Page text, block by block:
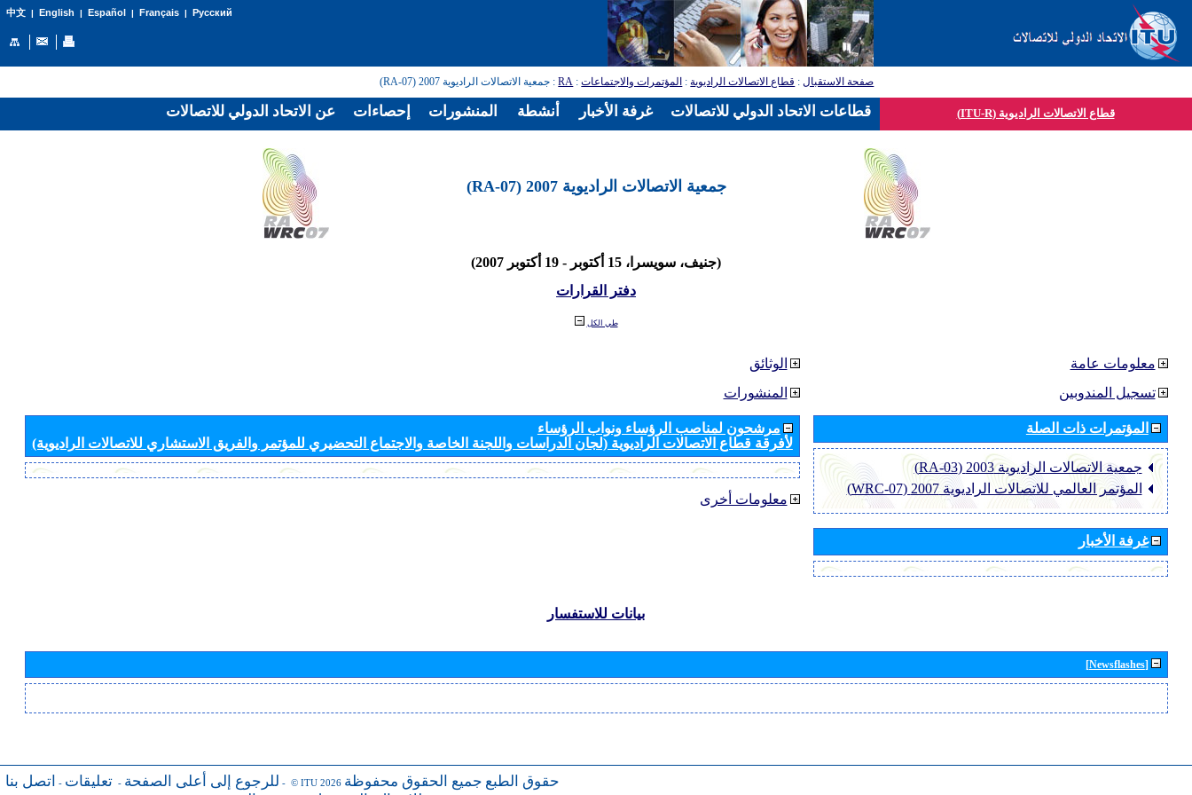
中文| English | Español | Français| Русский
صفحة الاستقبال: قطاع الاتصالات الراديوية: المؤتمرات والاجتماعات:
RA: جمعية الاتصالات الراديوية 2007 (RA-07)
قطاع الاتصالات الراديوية (ITU-R)
جمعية الاتصالات الراديوية 2007 (RA-07)
(جنيف، سويسرا، 15 أكتوبر - 19 أكتوبر 2007)
دفتر القرارات
طي الكل
الوثائق
المنشورات
مرشحون لمناصب الرؤساء ونواب الرؤساء
لأفرقة قطاع الاتصالات الراديوية (لجان الدراسات واللجنة الخاصة والاجتماع التحضيري للمؤتمر والفريق الاستشاري للاتصالات الراديوية)
معلومات أخرى
معلومات عامة
تسجيل المندوبين
المؤتمرات ذات الصلة
جمعية الاتصالات الراديوية 2003 (RA-03)
المؤتمر العالمي للاتصالات الراديوية 2007 (WRC-07)
غرفة الأخبار
بيانات للاستفسار
[Newsflashes]
للرجوع إلى أعلى الصفحة - تعليقات - اتصل بنا - © ITU 2026 حقوق الطبع جميع الحقوق محفوظة
عن الاتحاد الدولي للاتصالات إحصاءات المنشورات أنشطة غرفة الأخبار قطاعات الاتحاد الدولي للاتصالات